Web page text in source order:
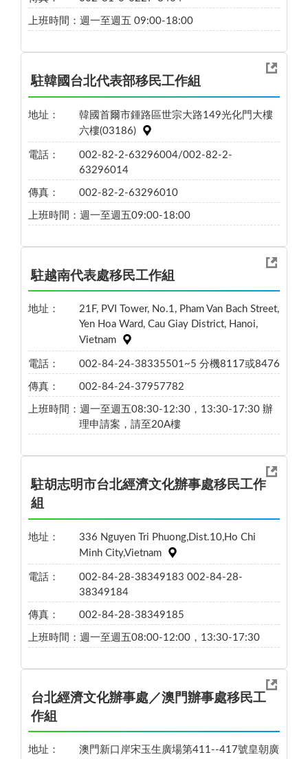
上班時間： 週一至週五 09:00-18:00
駐韓國台北代表部移民工作組
地址：
韓國首爾市鍾路區世宗大路149光化門大樓
六樓(03186)
電話：
002-82-2-63296004/002-82-2-
63296014
傳真： 002-82-2-63296010
上班時間： 週一至週五09:00-18:00
駐越南代表處移民工作組
地址：
21F, PVI Tower, No.1, Pham Van Bach Street,
Yen Hoa Ward, Cau Giay District, Hanoi,
Vietnam
電話： 002-84-24-38335501~5 分機8117或8476
傳真： 002-84-24-37957782
上班時間： 週一至週五08:30-12:30，13:30-17:30 辦
理申請案，請至20A樓
駐胡志明市台北經濟文化辦事處移民工作
組
地址：
336 Nguyen Tri Phuong,Dist.10,Ho Chi
Minh City,Vietnam
電話：
002-84-28-38349183 002-84-28-
38349184
傳真： 002-84-28-38349185
上班時間： 週一至週五08:00-12:00，13:30-17:30
台北經濟文化辦事處／澳門辦事處移民工
作組
地址：
澳門新口岸宋玉生廣場第411--417號皇朝廣